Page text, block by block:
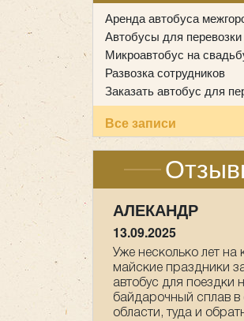
Аренда автобуса
Автобусы для
Микроавтобус на
Развозка сотрудников
Заказать автобус для
Все записи
НАСТАСИЯ
09.05.2025
Мы прихожане от
Святых в земле
просиявших, ездили в
паломническую
в Дивеево . Хотим